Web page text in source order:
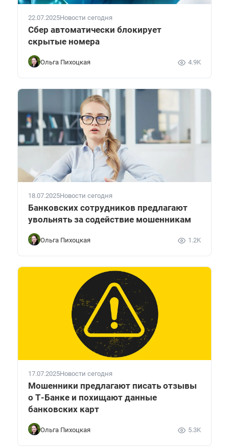
22.07.2025Новости сегодня
Сбер автоматически блокирует
скрытые номера
Ольга Пихоцкая 4.9K
18.07.2025Новости сегодня
Банковских сотрудников предлагают
увольнять за содействие мошенникам
Ольга Пихоцкая 1.2K
17.07.2025Новости сегодня
Мошенники предлагают писать отзывы
о Т-Банке и похищают данные
банковских карт
Ольга Пихоцкая 5.3K